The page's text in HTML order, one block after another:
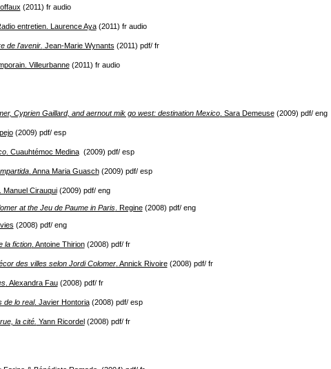
(2011) fr audio
entretien. Laurence Aya(2011) fr audio
de l'avenir. Jean-Marie Wynants (2011) pdf/ fr
Villeurbanne(2011) fr audio
Cyprien Gaillard, and aernout mik go west: destination Mexico. Sara Demeuse(2009) pdf/ eng
(2009) pdf/ esp
. Cuauhtémoc Medina (2009) pdf/ esp
. Anna Maria Guasch(2009) pdf/ esp
Manuel Cirauqui(2009) pdf/ eng
at the Jeu de Paume in Paris. Regine(2008) pdf/ eng
(2008) pdf/ eng
la fiction. Antoine Thirion(2008) pdf/ fr
des villes selon Jordi Colomer. Annick Rivoire(2008) pdf/ fr
. Alexandra Fau(2008) pdf/ fr
de lo real. Javier Hontoria(2008) pdf/ esp
la cité. Yann Ricordel(2008) pdf/ fr